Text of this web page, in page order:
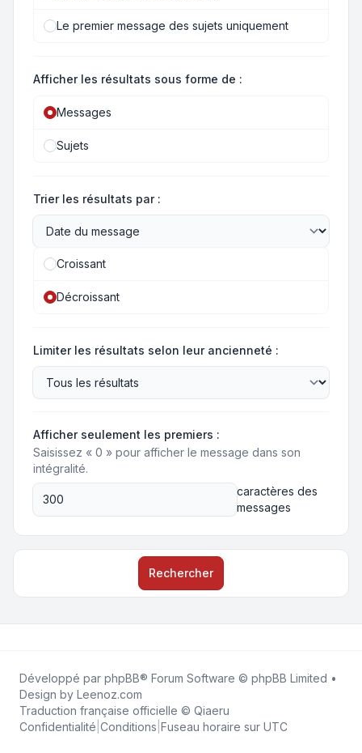
Le premier message des sujets uniquement
Afficher les résultats sous forme de :
Messages
Sujets
Trier les résultats par :
Croissant
Décroissant
Limiter les résultats selon leur ancienneté :
Afficher seulement les premiers :
Saisissez « 0 » pour afficher le message dans son
intégralité.
caractères des
messages
Rechercher
Développé par phpBB® Forum Software © phpBB Limited •
Design by Leenoz.com
Traduction française officielle © Qiaeru
Confidentialité Conditions Fuseau horaire sur UTC